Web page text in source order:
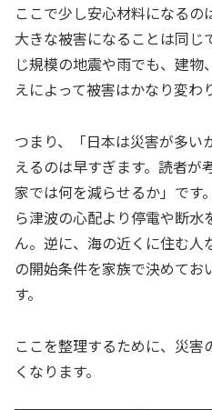
ここで少し安心材料になる
大きな被害になることは同じ
じ規模の地震や雨でも、建
えによって被害はかなり変わ
つまり、「日本は災害が多い
えるのは早すぎます。読者が
家では何を減らせるか」です
ら津波の心配より停電や断水
ん。逆に、海の近くに住む
の開始条件を家族で決めてお
す。
ここを整理するために、災
くなります。